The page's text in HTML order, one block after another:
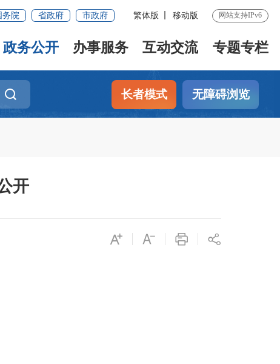
务院 省政府 市政府 繁体版 移动版 网站支持IPv6
政务公开 办事服务 互动交流 专题专栏
长者模式 无障碍浏览
开